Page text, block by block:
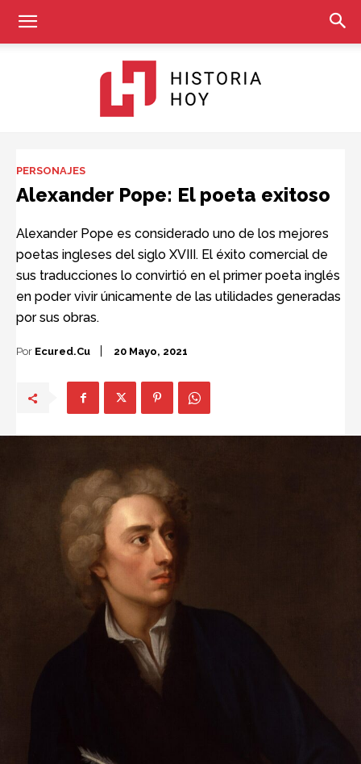
Hoy
PERSONAJES
Alexander Pope: El poeta exitoso
Alexander Pope es considerado uno de los mejores
poetas ingleses del siglo XVIII. El éxito comercial de
sus traducciones lo convirtió en el primer poeta inglés
en poder vivir únicamente de las utilidades generadas
por sus obras.
Por Ecured.cu 20 Mayo, 2021